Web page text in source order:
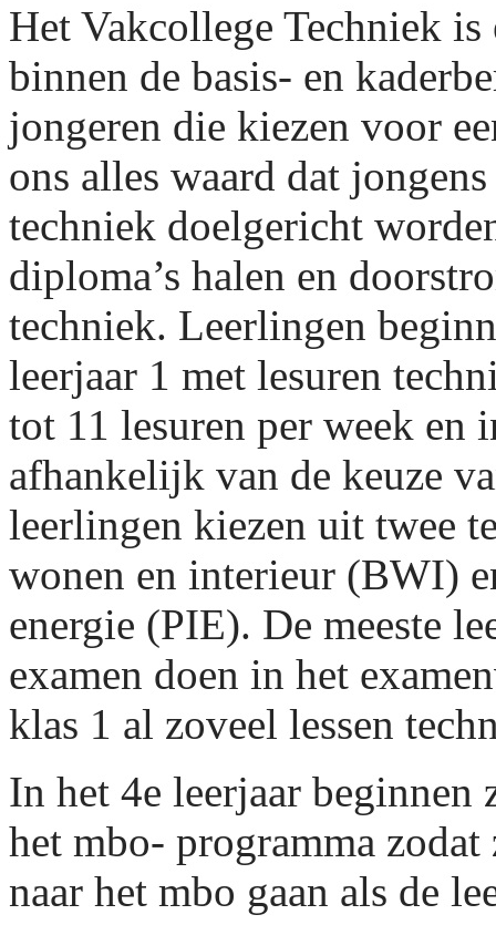
Het Vakcollege Techniek
binnen de basis- en
jongeren die kiezen voor
ons alles waard dat
techniek doelgericht
diploma’s halen en
techniek. Leerlingen
leerjaar 1 met lesuren
tot 11 lesuren per week en
afhankelijk van de keuze
leerlingen kiezen uit twee
wonen en interieur (BWI)
energie (PIE). De meeste
examen doen in het
klas 1 al zoveel lessen
In het 4e leerjaar beginnen
het mbo- programma
naar het mbo gaan als de